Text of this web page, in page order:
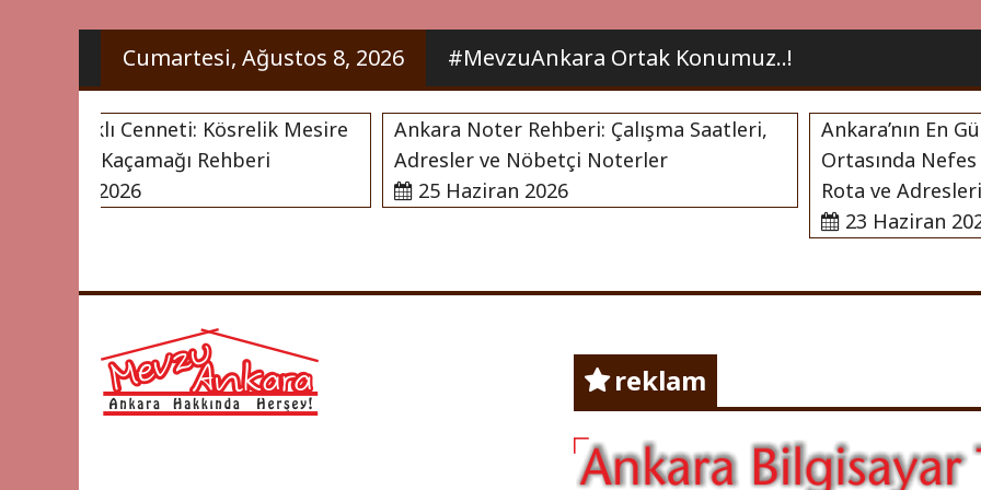
İçeriğiCumartesi, Ağustos 8, 2026 #MevzuAnkara Ortak Konumuz..!
Saklı Cenneti: Kösrelik Mesire
Doğa Kaçamağı Rehberi
2026
Ankara Noter Rehberi: Çalışma Saatleri,
Adresler ve Nöbetçi Noterler
25 Haziran 2026
Ankara’nın En
Ortasında Nefes
Rota ve Adresleri
23 Haziran 2026
Mevzu Ankara
Ankara Hakkında Herşey !
reklam